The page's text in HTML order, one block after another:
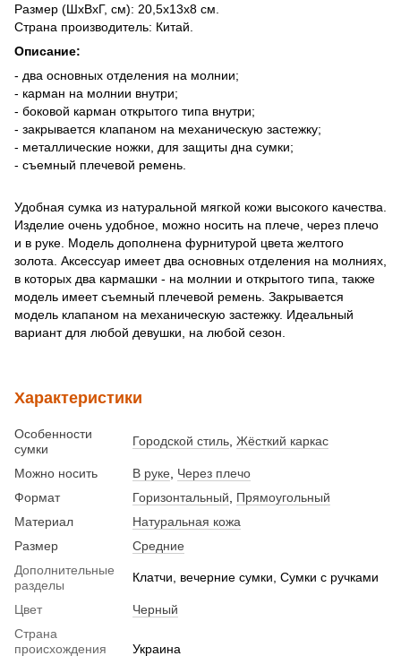
Размер (ШхВхГ, см): 20,5х13х8 см.
Страна производитель: Китай.
Описание:
- два основных отделения на молнии;
- карман на молнии внутри;
- боковой карман открытого типа внутри;
- закрывается клапаном на механическую застежку;
- металлические ножки, для защиты дна сумки;
- съемный плечевой ремень.
Удобная сумка из натуральной мягкой кожи высокого качества.
Изделие очень удобное, можно носить на плече, через плечо
и в руке. Модель дополнена фурнитурой цвета желтого
золота. Аксессуар имеет два основных отделения на молниях,
в которых два кармашки - на молнии и открытого типа, также
модель имеет съемный плечевой ремень. Закрывается
модель клапаном на механическую застежку. Идеальный
вариант для любой девушки, на любой сезон.
Характеристики
Особенности
сумки
Городской стиль Жёсткий каркас
Можно носить В руке
Через плечо
Формат
Горизонтальный
Прямоугольный
Материал
Натуральная кожа
Размер
Средние
Дополнительные
разделы
Клатчи, вечерние сумки, Сумки с ручками
Цвет
Черный
Страна
происхождения
Украина